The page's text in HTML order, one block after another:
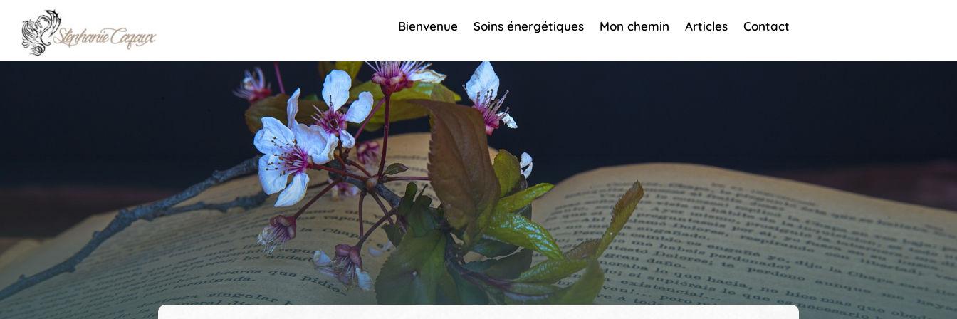
Bienvenue Soins énergétiques Mon chemin Articles Contact